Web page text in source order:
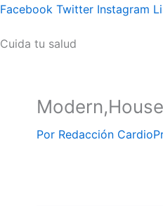
Ir
contenido
Facebook Twitter Instagram
Cuida tu salud
Por Redacción